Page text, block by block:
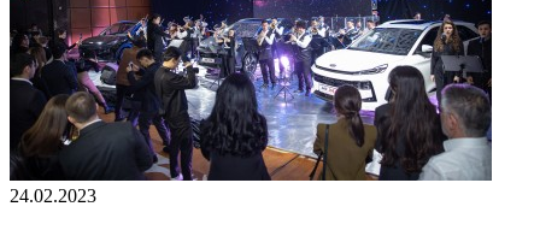
24.02.2023